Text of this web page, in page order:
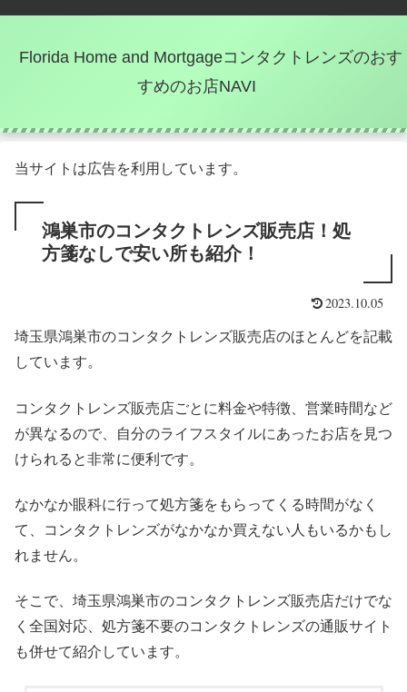
Florida Home and Mortgageコンタクトレンズのおす
すめのお店NAVI
当サイトは広告を利用しています。
鴻巣市のコンタクトレンズ販売店！処
方箋なしで安い所も紹介！
2023.10.05
埼玉県鴻巣市のコンタクトレンズ販売店のほとんどを記載
しています。
コンタクトレンズ販売店ごとに料金や特徴、営業時間など
が異なるので、自分のライフスタイルにあったお店を見つ
けられると非常に便利です。
なかなか眼科に行って処方箋をもらってくる時間がなく
て、コンタクトレンズがなかなか買えない人もいるかもし
れません。
そこで、埼玉県鴻巣市のコンタクトレンズ販売店だけでな
く全国対応、処方箋不要のコンタクトレンズの通販サイト
も併せて紹介しています。